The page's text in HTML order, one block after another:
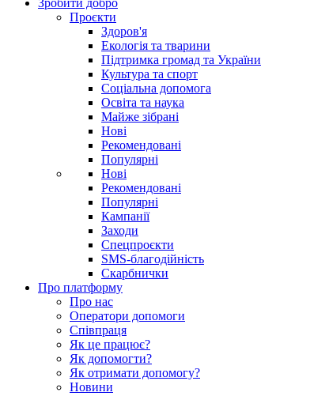
Зробити добро
Проєкти
Здоров'я
Екологія та тварини
Підтримка громад та України
Культура та спорт
Соціальна допомога
Освіта та наука
Майже зібрані
Нові
Рекомендовані
Популярні
Нові
Рекомендовані
Популярні
Кампанії
Заходи
Спецпроєкти
SMS-благодійність
Скарбнички
Про платформу
Про нас
Оператори допомоги
Співпраця
Як це працює?
Як допомогти?
Як отримати допомогу?
Новини